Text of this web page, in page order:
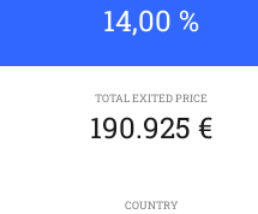
14,00 %
TOTAL EXITED PRICE
190.925 €
COUNTRY